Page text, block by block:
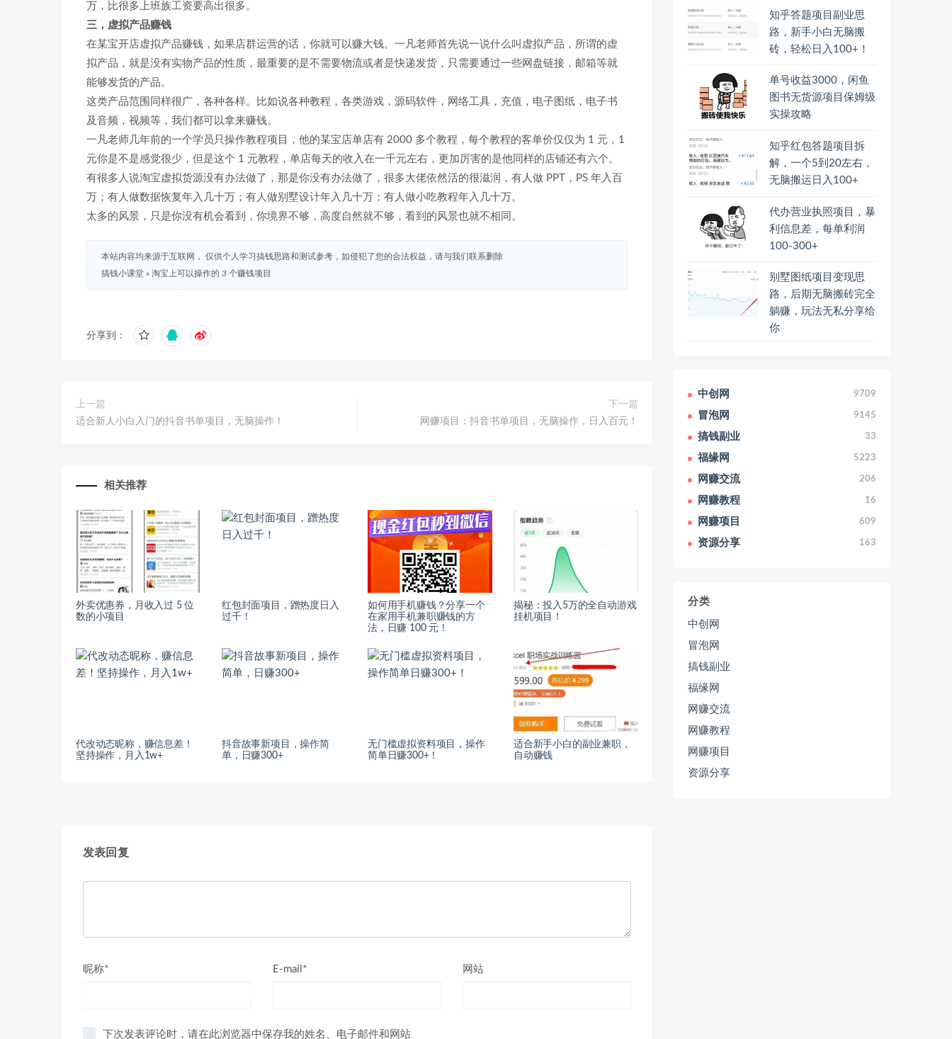
万，比很多上班族工资要高出很多。
三，虚拟产品赚钱
在某宝开店虚拟产品赚钱，如果店群运营的话，你就可以赚大钱。一凡老师首先说一说什么叫虚拟产品，所谓的虚
拟产品，就是没有实物产品的性质，最重要的是不需要物流或者是快递发货，只需要通过一些网盘链接，邮箱等就
能够发货的产品。
这类产品范围同样很广，各种各样。比如说各种教程，各类游戏，源码软件，网络工具，充值，电子图纸，电子书
及音频，视频等，我们都可以拿来赚钱。
一凡老师几年前的一个学员只操作教程项目，他的某宝店单店有 2000 多个教程，每个教程的客单价仅仅为 1 元，1
元你是不是感觉很少，但是这个 1 元教程，单店每天的收入在一千元左右，更加厉害的是他同样的店铺还有六个。
有很多人说淘宝虚拟货源没有办法做了，那是你没有办法做了，很多大佬依然活的很滋润，有人做 PPT，PS 年入百
万；有人做数据恢复年入几十万；有人做别墅设计年入几十万；有人做小吃教程年入几十万。
太多的风景，只是你没有机会看到，你境界不够，高度自然就不够，看到的风景也就不相同。
本站内容均来源于互联网， 仅供个人学习搞钱思路和测试参考，如侵犯了您的合法权益，请与我们联系删除
搞钱小课堂 » 淘宝上可以操作的 3 个赚钱项目
分享到：
上一篇
适合新人小白入门的抖音书单项目，无脑操作！
下一篇
网赚项目：抖音书单项目，无脑操作，日入百元！
相关推荐
外卖优惠券，月收入过 5 位
数的小项目
红包封面项目，蹭热度日入
过千！
如何用手机赚钱？分享一个
在家用手机兼职赚钱的方
法，日赚 100 元！
揭秘：投入5万的全自动游戏
挂机项目！
代改动态昵称，赚信息差！
坚持操作，月入1w+
抖音故事新项目，操作简
单，日赚300+
无门槛虚拟资料项目，操作
简单日赚300+！
适合新手小白的副业兼职，
自动赚钱
发表回复
昵称* E-mail* 网站
下次发表评论时，请在此浏览器中保存我的姓名、电子邮件和网站
知乎答题项目副业思
路，新手小白无脑搬
砖，轻松日入100+！
单号收益3000，闲鱼
图书无货源项目保姆级
实操攻略
知乎红包答题项目拆
解，一个5到20左右，
无脑搬运日入100+
代办营业执照项目，暴
利信息差，每单利润
100-300+
别墅图纸项目变现思
路，后期无脑搬砖完全
躺赚，玩法无私分享给
你
中创网 9709
冒泡网 9145
搞钱副业 33
福缘网 5223
网赚交流 206
网赚教程 16
网赚项目 609
资源分享 163
分类
中创网
冒泡网
搞钱副业
福缘网
网赚交流
网赚教程
网赚项目
资源分享